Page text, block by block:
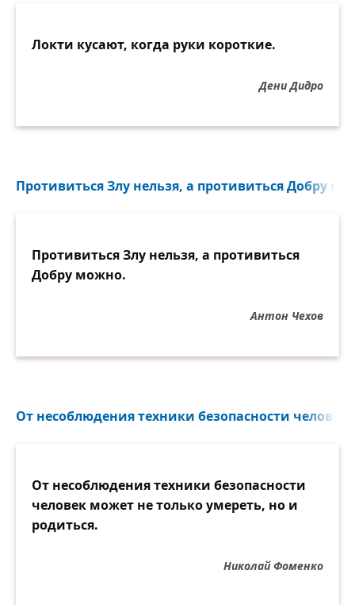
Локти кусают, когда руки короткие.
Дени Дидро
Противиться Злу нельзя, а противиться Добру
Противиться Злу нельзя, а противиться
Добру можно.
Антон Чехов
От несоблюдения техники безопасности
От несоблюдения техники безопасности
человек может не только умереть, но и
родиться.
Николай Фоменко